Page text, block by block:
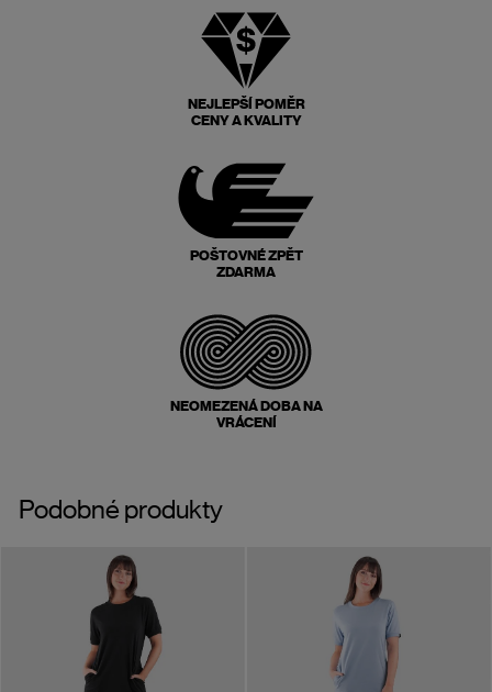
NEJLEPŠÍ POMĚR
CENY A KVALITY
POŠTOVNÉ ZPĚT
ZDARMA
NEOMEZENÁ DOBA NA
VRÁCENÍ
Podobné produkty